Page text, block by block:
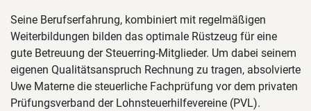
Seine Berufserfahrung, kombiniert mit regelmäßigen
Weiterbildungen bilden das optimale Rüstzeug für eine
gute Betreuung der Steuerring-Mitglieder. Um dabei seinem
eigenen Qualitätsanspruch Rechnung zu tragen, absolvierte
Uwe Materne die steuerliche Fachprüfung vor dem privaten
Prüfungsverband der Lohnsteuerhilfevereine (PVL).